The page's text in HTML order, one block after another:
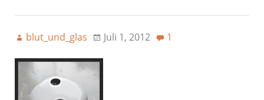
blut_und_glas Juli 1, 2012 1